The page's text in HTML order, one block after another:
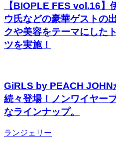
【BIOPLE FES vol.16】
ウ氏などの豪華ゲストの
クや美容をテーマにした
ツを実施！
GiRLS by PEACH JOHN
続々登場！ノンワイヤー
なラインナップ。
ランジェリー